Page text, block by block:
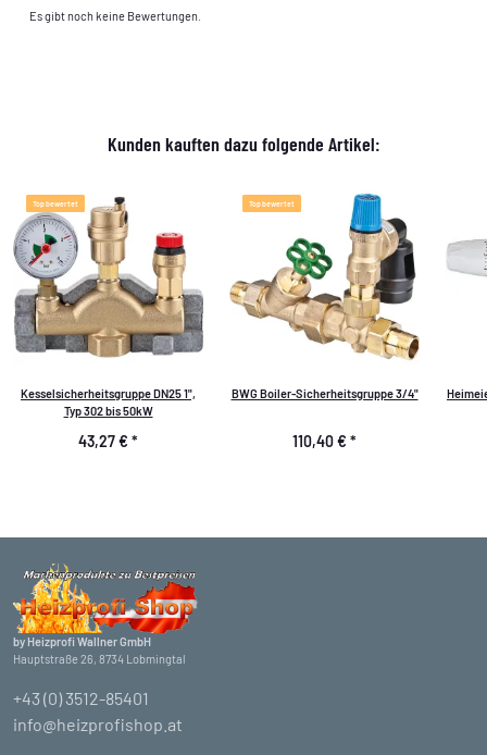
Es gibt noch keine Bewertungen.
Kunden kauften dazu folgende Artikel:
Top bewertet
Kesselsicherheitsgruppe DN25 1",
Typ 302 bis 50kW
43,27 € *
Top bewertet
BWG Boiler-Sicherheitsgruppe 3/4"
110,40 € *
by Heizprofi Wallner GmbH
Hauptstraße 26, 8734 Lobmingtal
+43 (0) 3512-85401
info@heizprofishop.at